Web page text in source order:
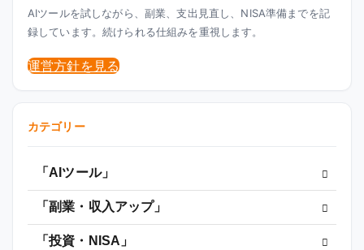
AIツールを試しながら、副業、支出見直し、NISA準備までを記
録しています。続けられる仕組みを重視します。
運営方針を見る
カテゴリー
「AIツール」
「副業・収入アップ」
「投資・NISA」